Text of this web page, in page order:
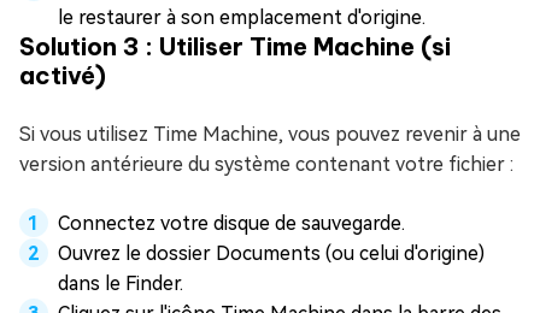
le restaurer à son emplacement d'origine.
Solution 3 : Utiliser Time Machine (si
activé)
Si vous utilisez Time Machine, vous pouvez revenir à une
version antérieure du système contenant votre fichier :
Connectez votre disque de sauvegarde.
Ouvrez le dossier Documents (ou celui d'origine)
dans le Finder.